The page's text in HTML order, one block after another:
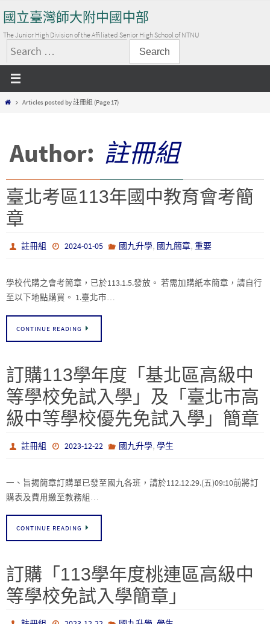
to
content
國立臺灣師大附中國中部
The Junior High Division of the Affiliated Senior High School of NTNU
搜
尋
關
鍵HomeArticles posted by 註冊組 (Page 17)
Author: 註冊組
臺北考區113年國中教育會考簡
章
註冊組 2024-01-05 國九升學, 國九簡章, 重要
學校代購之會考簡章，已於113.1.5.發放。 若需加購紙本簡章，請自行
至以下地點購買。 1.臺北市…
CONTINUE READING
訂購113學年度「基北區高級中
等學校免試入學」及「臺北市高
級中等學校優先免試入學」簡章
註冊組 2023-12-22 國九升學, 學生
一、旨揭簡章訂購單已發至國九各班，請於112.12.29.(五)09:10前將訂
購表及費用繳至教務組…
CONTINUE READING
訂購「113學年度桃連區高級中
等學校免試入學簡章」